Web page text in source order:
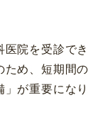
院を受診でき
ため、短期間の
が重要になり